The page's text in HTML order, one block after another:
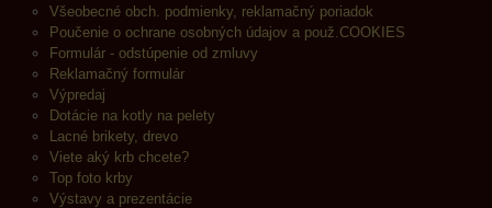
Všeobecné obch. podmienky, reklamačný poriadok
Poučenie o ochrane osobných údajov a použ.COOKIES
Formulár - odstúpenie od zmluvy
Reklamačný formulár
Výpredaj
Dotácie na kotly na pelety
Lacné brikety, drevo
Viete aký krb chcete?
Top foto krby
Výstavy a prezentácie